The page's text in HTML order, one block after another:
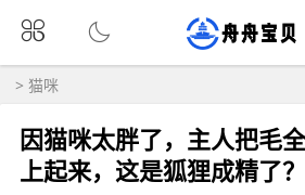
> 猫咪
因猫咪太胖了，主人把毛
上起来，这是狐狸成精了？